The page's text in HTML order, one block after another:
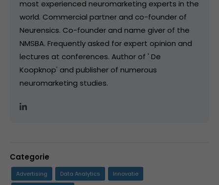
most experienced neuromarketing experts in the
world. Commercial partner and co-founder of
Neurensics. Co-founder and name giver of the
NMSBA. Frequently asked for expert opinion and
lectures at conferences. Author of ' De
Koopknop' and publisher of numerous
neuromarketing studies.
Categorie
Advertising Data Analytics
Innovatie